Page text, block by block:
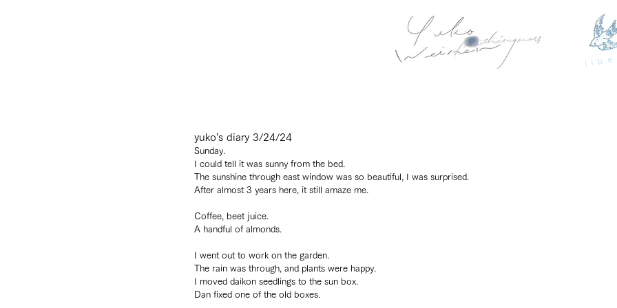
yuko's diary 3/24/24
Sunday.
I could tell it was sunny from the bed.
The sunshine through east window was so beautiful, I was surprised.
After almost 3 years here, it still amaze me.
Coffee, beet juice.
A handful of almonds.
I went out to work on the garden.
The rain was through, and plants were happy.
I moved daikon seedlings to the sun box.
Dan fixed one of the old boxes.